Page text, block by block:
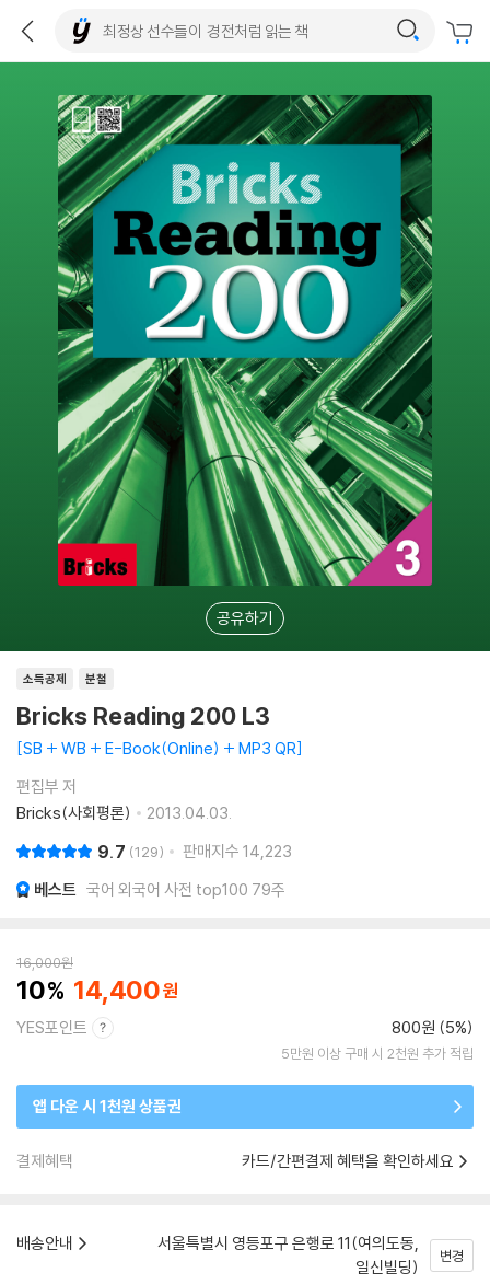
공유하기
소득공제 분철
Bricks Reading 200 L3
SB + WB + E-Book(Online) + MP3 QR
편집부 저
Bricks(사회평론)
2013.04.03.
9.7 129 판매지수 14,223
베스트 국어 외국어 사전 top100 79주
16,000원
10 14,400
YES포인트 800원 (5%)
5만원 이상 구매 시 2천원 추가 적립
앱 다운 시 1천원 상품권
결제혜택 카드/간편결제 혜택을 확인하세요
배송안내
서울특별시 영등포구 은행로 11(여의도동,
일신빌딩)
변경